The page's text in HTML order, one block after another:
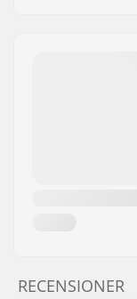
RECENSIONER